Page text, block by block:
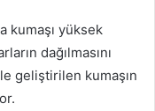
kumaşı yüksek
dağılmasını
geliştirilen kumaşın